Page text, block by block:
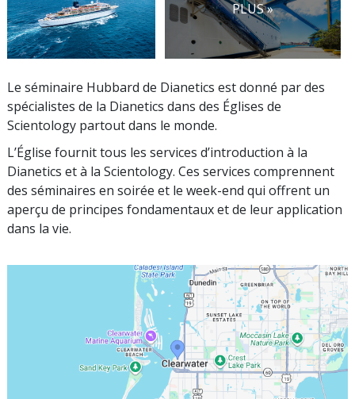
PLUS »
Le séminaire Hubbard de Dianetics est donné par des
spécialistes de la Dianetics dans des Églises de
Scientology partout dans le monde.
L’Église fournit tous les services d’introduction à la
Dianetics et à la Scientology. Ces services comprennent
des séminaires en soirée et le week-end qui offrent un
aperçu de principes fondamentaux et de leur application
dans la vie.